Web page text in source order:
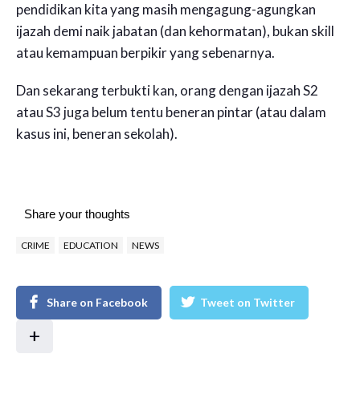
pendidikan kita yang masih mengagung-agungkan
ijazah demi naik jabatan (dan kehormatan), bukan skill
atau kemampuan berpikir yang sebenarnya.
Dan sekarang terbukti kan, orang dengan ijazah S2
atau S3 juga belum tentu beneran pintar (atau dalam
kasus ini, beneran sekolah).
Share your thoughts
CRIME EDUCATION NEWS
Share on Facebook Tweet on Twitter
+